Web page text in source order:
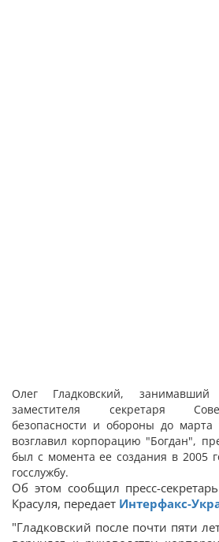
Олег Гладковский, занимавший
заместителя секретаря
безопасности и обороны до марта
возглавил корпорацию "Богдан",
был с момента ее создания в 2005
госслужбу.
Об этом сообщил пресс-
Красуля, передает Интерфакс-
"Гладковский после почти пяти